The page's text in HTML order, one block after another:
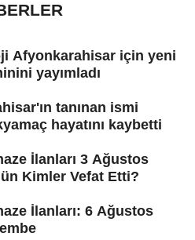
Afyonkarahisar için yeni
yayımladı
tanınan ismi
hayatını kaybetti
İlanları 3 Ağustos
Kimler Vefat Etti?
İlanları: 6 Ağustos